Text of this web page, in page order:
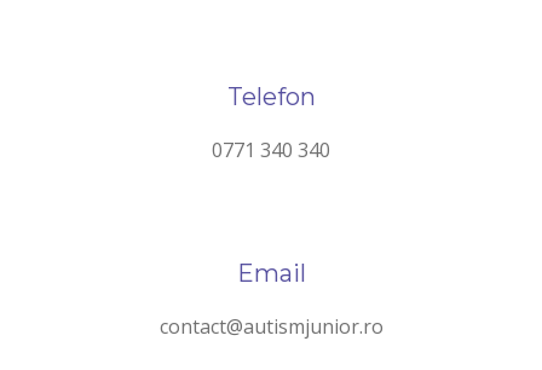
Telefon
0771 340 340
Email
contact@autismjunior.ro